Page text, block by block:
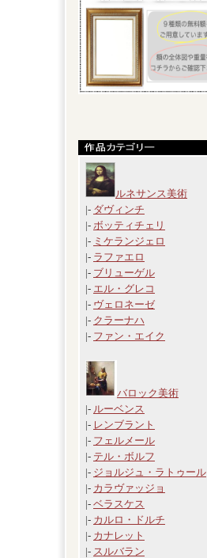
ルネサンス美術
|- ダヴィンチ
|- ボッティチェリ
|- ミケランジェロ
|- ラファエロ
|- ブリューゲル
|- エル・グレコ
|- ヴェロネーゼ
|- クラーナハ
|- ファン・エイク
バロック美術
|- ルーベンス
|- レンブラント
|- フェルメール
|- テル・ボルフ
|- ジョルジュ・ラトゥール
|- カラヴァッジョ
|- ベラスケス
|- カルロ・ドルチ
|- カナレット
|- スルバラン